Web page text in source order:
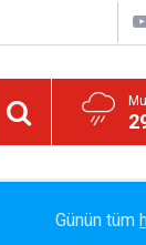
MARMARİS'TE
Günün tüm